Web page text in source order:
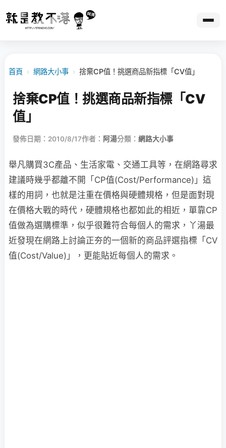
首頁 › 網路大小事 › 捨棄CP值！挑選商品新指標「CV值」
捨棄CP值！挑選商品新指標「CV
值」
發佈日期：2010/8/17作者： 阿湯分類： 網路大小事
舉凡購買3C產品、生活家電、交通工具等，在網路尋求
建議時幾乎都離不開「CP值(Cost/Performance)」這
樣的用詞，也就是注重在價格與硬體規格，但是面對現
在價格大戰的時代，硬體規格也都如此的相近，單靠CP
值做為選購標準，似乎很難符合每個人的需求，丫湯最
近發現在網路上討論正夯的一個新的商品評選指標「CV
值(Cost/Value)」，更能貼近每個人的需求。